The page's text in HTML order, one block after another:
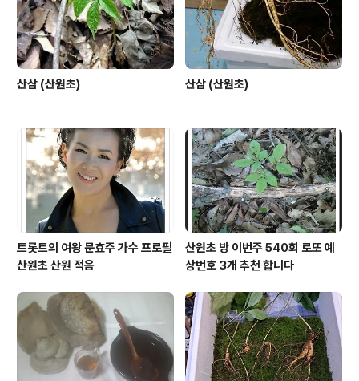
산삼 (산원초) 산삼 (산원초)
트롯트의 여왕 문효주 가수 프로필
산원초 산원 적음
산원초 방 이번주 540회 로또 예
상번호 3개 추천 합니다